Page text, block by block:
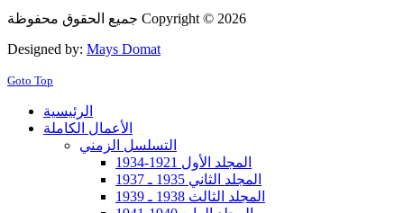
جميع الحقوق محفوظة Copyright © 2026
Designed by: Mays Domat
Goto Top
الرئيسية
الأعمال الكاملة
التسلسل الزمني
المجلد الأول 1921-1934
المجلد الثاني 1935 ـ 1937
المجلد الثالث 1938 ـ 1939